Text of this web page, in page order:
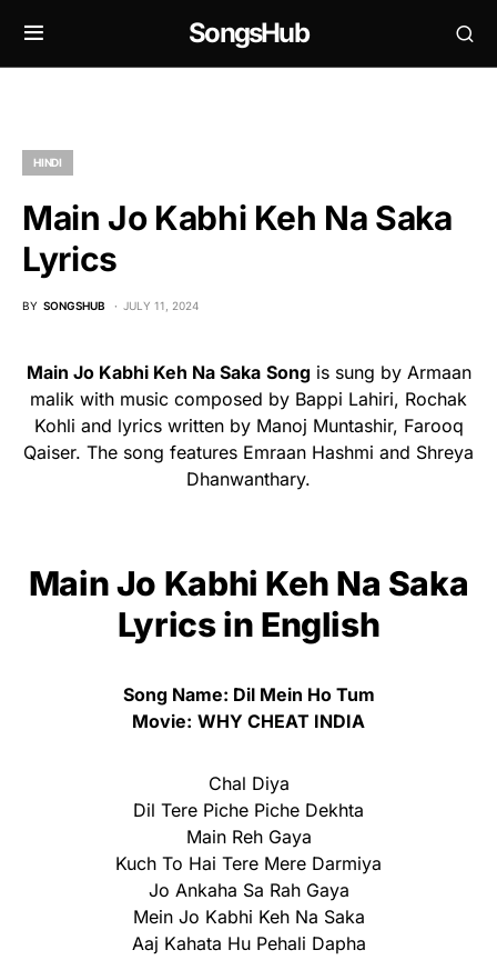
SongsHub
HINDI
Main Jo Kabhi Keh Na Saka
Lyrics
BY SONGSHUB JULY 11, 2024
Main Jo Kabhi Keh Na Saka Songis sung by Armaan
malik with music composed by Bappi Lahiri, Rochak
Kohli and lyrics written by Manoj Muntashir, Farooq
Qaiser. The song features Emraan Hashmi and Shreya
Dhanwanthary.
Main Jo Kabhi Keh Na Saka
Lyrics in English
Song Name: Dil Mein Ho Tum
Movie: WHY CHEAT INDIA
Chal Diya
Dil Tere Piche Piche Dekhta
Main Reh Gaya
Kuch To Hai Tere Mere Darmiya
Jo Ankaha Sa Rah Gaya
Mein Jo Kabhi Keh Na Saka
Aaj Kahata Hu Pehali Dapha